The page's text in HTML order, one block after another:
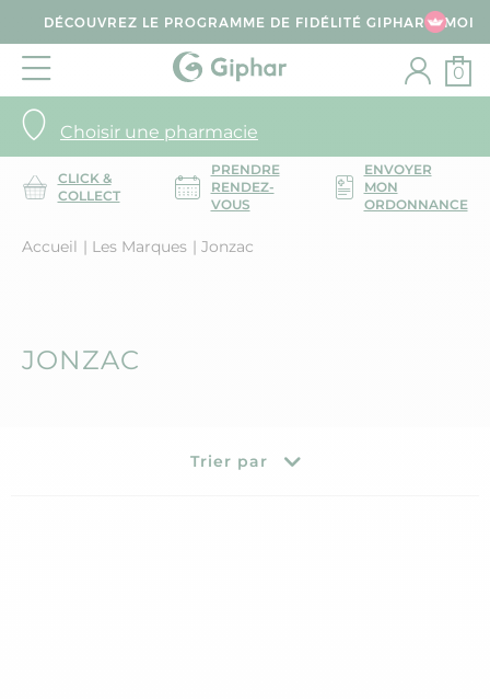
DÉCOUVREZ LE PROGRAMME DE FIDÉLITÉ GIPHAR & MOI
Choisir une pharmacie
0
CLICK &
COLLECT
PRENDRE
RENDEZ-
VOUS
ENVOYER
MON
ORDONNANCE
Accueil Les Marques Jonzac
JONZAC
Trier par